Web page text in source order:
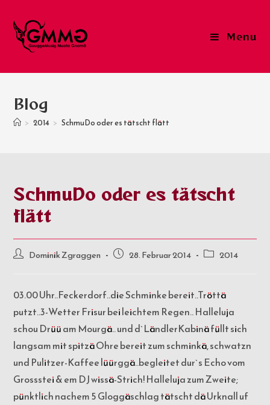
content
Menu
Blog
> 2014 > SchmuDo oder es tätscht flätt
SchmuDo oder es tätscht
flätt
PostDominik Zgraggen
Post28. Februar 2014
Post2014
03.00 Uhr..Feckerdorf..die Schminke bereit..Tröttä
putzt..3-Wetter Frisur bei leichtem Regen.. Halleluja
schou Drüü am Mourgä.. und d`LändlerKabinä füllt sich
langsam mit spitzä Ohre bereit zum schminkä, schwatzn
und Pulitzer-Kaffee lüürggä..begleitet dur`s Echo vom
Grossstei & em DJ wissä-Strich!Halleluja zum Zweite;
pünktlich nachem 5 Gloggäschlag tätscht dä Urknall uf